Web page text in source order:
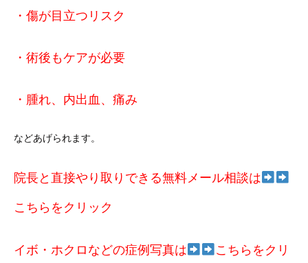
・傷が目立つリスク
・術後もケアが必要
・腫れ、内出血、痛み
などあげられます。
院長と直接やり取りできる無料メール相談は
こちらをクリック
イボ・ホクロなどの症例写真は こちらをクリ